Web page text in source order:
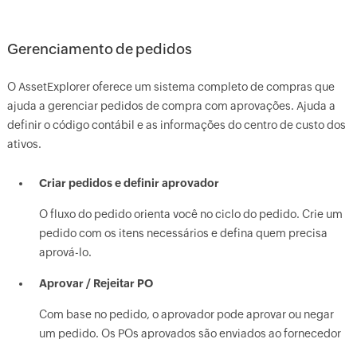
Gerenciamento de pedidos
O AssetExplorer oferece um sistema completo de compras que
ajuda a gerenciar pedidos de compra com aprovações. Ajuda a
definir o código contábil e as informações do centro de custo dos
ativos.
Criar pedidos e definir aprovador
O fluxo do pedido orienta você no ciclo do pedido. Crie um
pedido com os itens necessários e defina quem precisa
aprová-lo.
Aprovar / Rejeitar PO
Com base no pedido, o aprovador pode aprovar ou negar
um pedido. Os POs aprovados são enviados ao fornecedor